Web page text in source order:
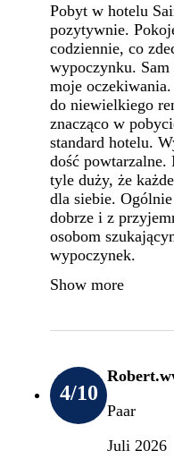
Pobyt w hotelu
pozytywnie.
codziennie, co
wypoczynku. Sam
moje
do niewielkiego
znacząco w
standard hotelu.
dość
tyle duży, że
dla siebie.
dobrze i z
osobom
wypoczynek.
Show more
4/10
Paar
Juli 2026